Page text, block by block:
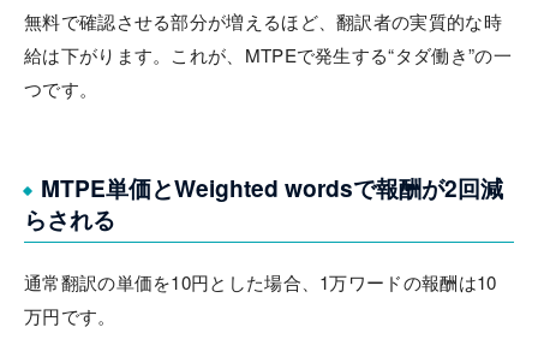
無料で確認させる部分が増えるほど、翻訳者の実質的な時
給は下がります。これが、MTPEで発生する“タダ働き”の一
つです。
MTPE単価とWeighted wordsで報酬が2回減
らされる
通常翻訳の単価を10円とした場合、1万ワードの報酬は10
万円です。